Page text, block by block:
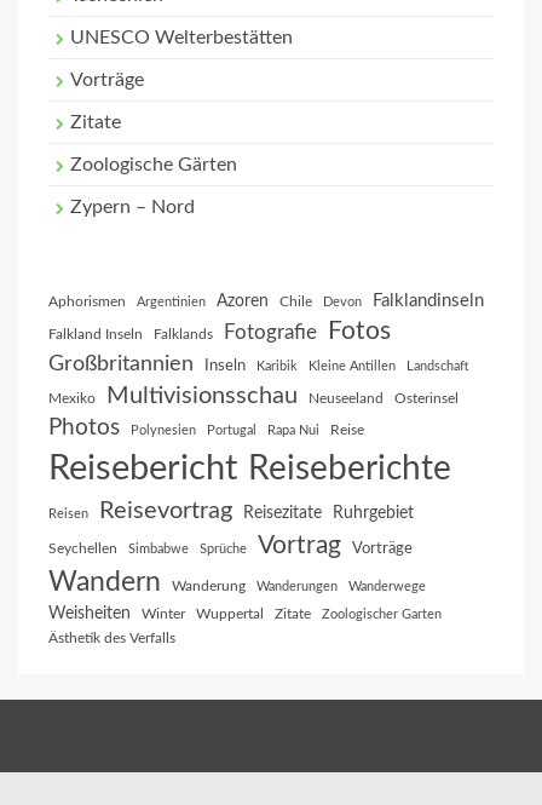
UNESCO Welterbestätten
Vorträge
Zitate
Zoologische Gärten
Zypern – Nord
Aphorismen Argentinien Azoren Chile Devon Falklandinseln
Falkland Inseln Falklands Fotografie Fotos
Großbritannien Inseln Karibik Kleine Antillen Landschaft
Mexiko Multivisionsschau Neuseeland Osterinsel
Photos Polynesien Portugal Rapa Nui Reise
Reisebericht Reiseberichte
Reisen Reisevortrag Reisezitate Ruhrgebiet
Seychellen Simbabwe Sprüche Vortrag Vorträge
Wandern Wanderung Wanderungen Wanderwege
Weisheiten Winter Wuppertal Zitate Zoologischer Garten
Ästhetik des Verfalls